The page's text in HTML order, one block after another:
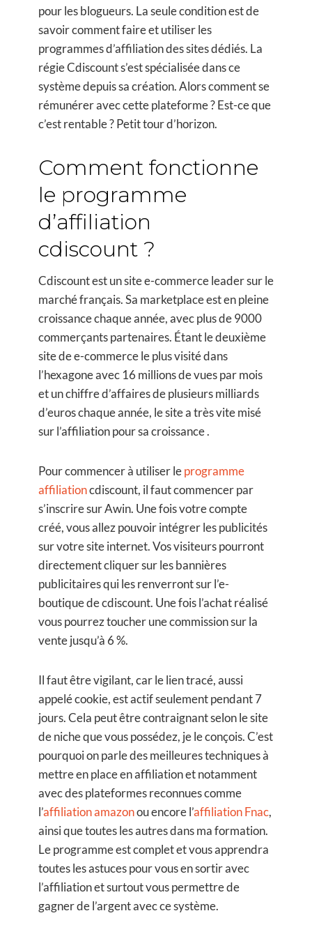
pour les blogueurs. La seule condition est de
savoir comment faire et utiliser les
programmes d’affiliation des sites dédiés. La
régie Cdiscount s’est spécialisée dans ce
système depuis sa création. Alors comment se
rémunérer avec cette plateforme ? Est-ce que
c’est rentable ? Petit tour d’horizon.
Comment fonctionne
le programme
d’affiliation
cdiscount ?
Cdiscount est un site e-commerce leader sur le
marché français. Sa marketplace est en pleine
croissance chaque année, avec plus de 9000
commerçants partenaires. Étant le deuxième
site de e-commerce le plus visité dans
l’hexagone avec 16 millions de vues par mois
et un chiffre d’affaires de plusieurs milliards
d’euros chaque année, le site a très vite misé
sur l’affiliation pour sa croissance .
Pour commencer à utiliser leprogramme
affiliationcdiscount, il faut commencer par
s’inscrire sur Awin. Une fois votre compte
créé, vous allez pouvoir intégrer les publicités
sur votre site internet. Vos visiteurs pourront
directement cliquer sur les bannières
publicitaires qui les renverront sur l’e-
boutique de cdiscount. Une fois l’achat réalisé
vous pourrez toucher une commission sur la
vente jusqu’à 6 %.
Il faut être vigilant, car le lien tracé, aussi
appelé cookie, est actif seulement pendant 7
jours. Cela peut être contraignant selon le site
de niche que vous possédez, je le conçois. C’est
pourquoi on parle des meilleures techniques à
mettre en place en affiliation et notamment
avec des plateformes reconnues comme
l’affiliation amazonou encore l’affiliation Fnac,
ainsi que toutes les autres dans ma formation.
Le programme est complet et vous apprendra
toutes les astuces pour vous en sortir avec
l’affiliation et surtout vous permettre de
gagner de l’argent avec ce système.